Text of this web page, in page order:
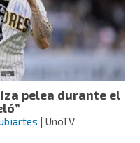
pelea durante el
| UnoTV